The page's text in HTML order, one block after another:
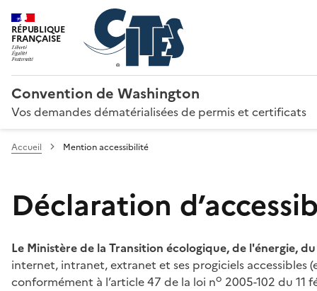
RÉPUBLIQUE
FRANÇAISE
Convention de Washington
Vos demandes dématérialisées de permis et certificats
Accueil Mention accessibilité
Déclaration
Le Ministère de la Transition écologique, de l'énergie,
internet, intranet, extranet et ses progiciels
conformément à l’article 47 de la loi no 2005-102 du 11